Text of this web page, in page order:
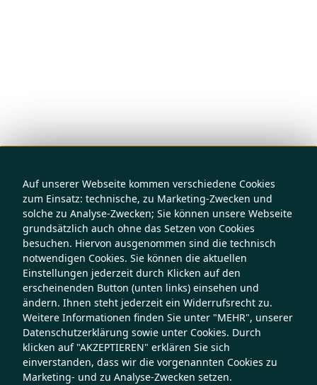
Auf unserer Webseite kommen verschiedene Cookies
zum Einsatz: technische, zu Marketing-Zwecken und
solche zu Analyse-Zwecken; Sie können unsere Webseite
grundsätzlich auch ohne das Setzen von Cookies
besuchen. Hiervon ausgenommen sind die technisch
notwendigen Cookies. Sie können die aktuellen
Einstellungen jederzeit durch Klicken auf den
erscheinenden Button (unten links) einsehen und
ändern. Ihnen steht jederzeit ein Widerrufsrecht zu.
Weitere Informationen finden Sie unter "MEHR", unserer
Datenschutzerklärung sowie unter Cookies. Durch
klicken auf "AKZEPTIEREN" erklären Sie sich
einverstanden, dass wir die vorgenannten Cookies zu
Marketing- und zu Analyse-Zwecken setzen.